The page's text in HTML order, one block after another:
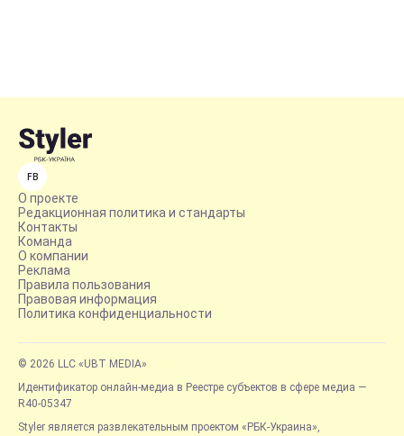
FB
О проекте
Редакционная политика и стандарты
Контакты
Команда
О компании
Реклама
Правила пользования
Правовая информация
Политика конфиденциальности
© 2026 LLC «UBT MEDIA»
Идентификатор онлайн-медиа в Реестре субъектов в сфере медиа —
R40-05347
Styler является развлекательным проектом «РБК-Украина»,